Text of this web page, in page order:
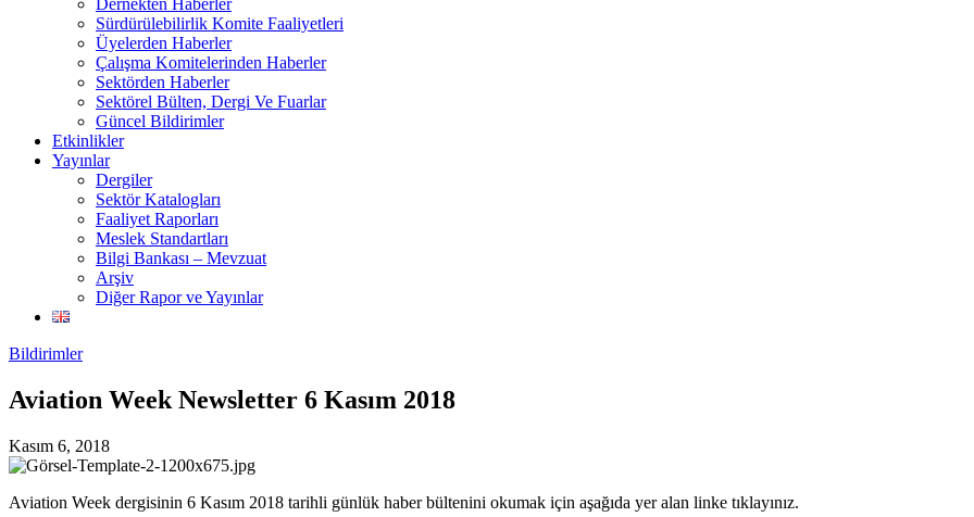
Dernekten Haberler
Sürdürülebilirlik Komite Faaliyetleri
Üyelerden Haberler
Çalışma Komitelerinden Haberler
Sektörden Haberler
Sektörel Bülten, Dergi Ve Fuarlar
Güncel Bildirimler
Etkinlikler
Yayınlar
Dergiler
Sektör Katalogları
Faaliyet Raporları
Meslek Standartları
Bilgi Bankası – Mevzuat
Arşiv
Diğer Rapor ve Yayınlar
Bildirimler
Aviation Week Newsletter 6 Kasım 2018
Kasım 6, 2018
Aviation Week dergisinin 6 Kasım 2018 tarihli günlük haber bültenini okumak için aşağıda yer alan linke tıklayınız.